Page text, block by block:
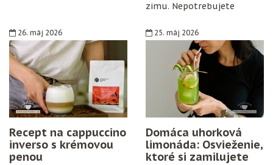
zimu. Nepotrebujete
konzervanty ani zložitý
postup. Stačí zrelé hrozno,
cukor, citrón, čisté fľaše
a trochu trpezlivosti.
26. máj 2026
Recept na cappuccino
inverso s krémovou
penou
25. máj 2026
Domáca uhorková
limonáda: Osvieženie,
ktoré si zamilujete